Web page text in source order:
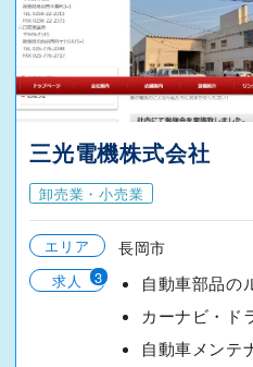
三光電機株式会社
卸売業・小売業
エリア 長岡市
求人 3